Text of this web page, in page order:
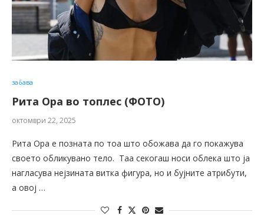
забава
Рита Ора во топлес (ФОТО)
октомври 22, 2025
Рита Ора е позната по тоа што обожава да го покажува
своето обликувано тело. Таа секогаш носи облека што ја
нагласува нејзината витка фигура, но и бујните атрибути,
а овој …